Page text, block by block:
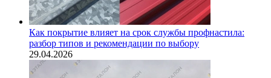
Как покрытие влияет на срок службы профнастила:
разбор типов и рекомендации по выбору
29.04.2026